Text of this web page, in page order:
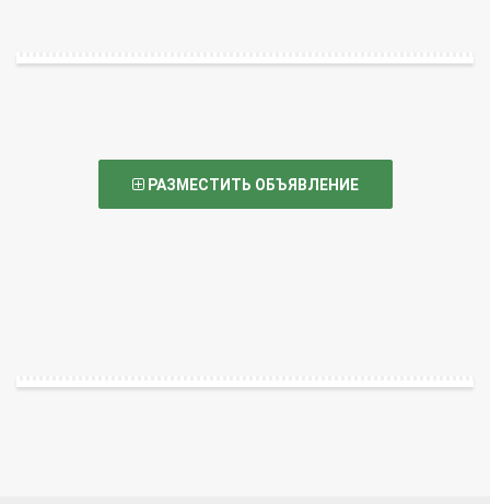
РАЗМЕСТИТЬ ОБЪЯВЛЕНИЕ